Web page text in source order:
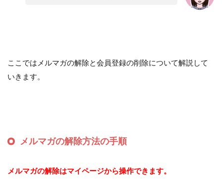
ここではメルマガの解除と会員登録の削除について解説して
いきます。
メルマガの解除方法の手順
メルマガの解除はマイページから操作できます。